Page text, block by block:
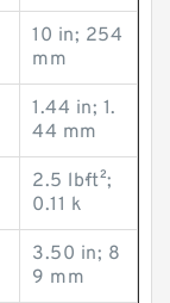
10 in; 254
mm
1.44 in; 1.
44 mm
2.5 lb·ft²;
0.11 k
3.50 in; 8
9 mm